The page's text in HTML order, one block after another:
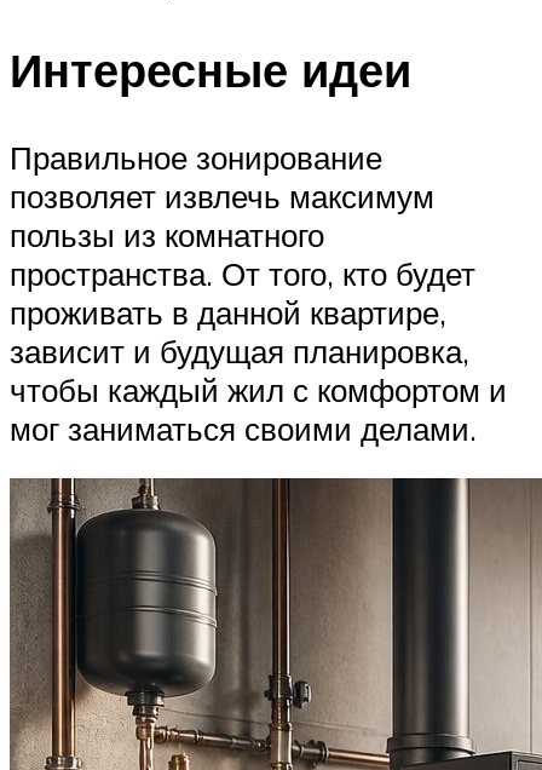
Интересные идеи
Правильное зонирование
позволяет извлечь максимум
пользы из комнатного
пространства. От того, кто будет
проживать в данной квартире,
зависит и будущая планировка,
чтобы каждый жил с комфортом и
мог заниматься своими делами.